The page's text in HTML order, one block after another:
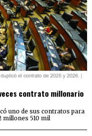
contrato millonario
uno de sus contratos para
millones 510 mil